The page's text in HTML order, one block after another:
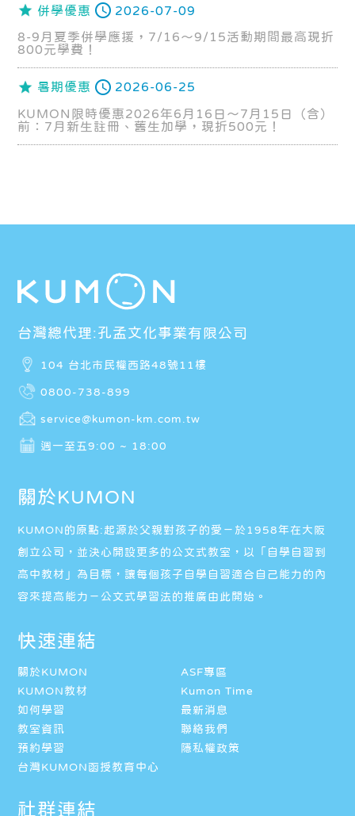
併學優惠 2026-07-09
8-9月夏季併學應援，7/16～9/15活動期間最高現折
800元學費！
暑期優惠 2026-06-25
KUMON限時優惠2026年6月16日～7月15日（含）
前：7月新生註冊、舊生加學，現折500元！
台灣總代理:孔孟文化事業有限公司
104 台北市民權西路48號11樓
0800-738-899
service@kumon-km.com.tw
週一至五9:00 ~ 18:00
關於KUMON
KUMON的原點:起源於父親對孩子的愛－於1958年在大阪
創立公司，並決心開設更多的公文式教室，以「自學自習到
高中教材」為目標，讓每個孩子自學自習適合自己能力的內
容來提高能力－公文式學習法的推廣由此開始。
快速連結
關於KUMON
ASF專區
KUMON教材
Kumon Time
如何學習
最新消息
教室資訊
聯絡我們
預約學習
隱私權政策
台灣KUMON函授教育中心
社群連結